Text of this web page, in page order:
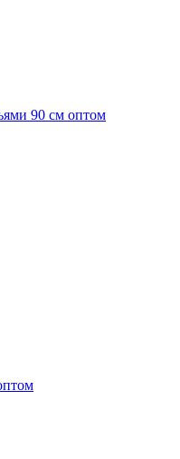
90 см оптом